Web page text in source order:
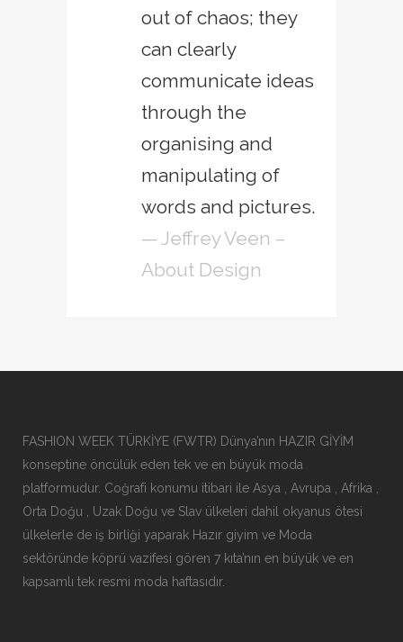
out of chaos; they
can clearly
communicate ideas
through the
organising and
manipulating of
words and pictures.
— Jeffrey Veen –
About Design
FASHION WEEK TÜRKİYE (FWTR) Dünya’nın HAZIR GİYİM
konseptine öncülük eden tek ve en büyük moda
platformudur. Coğrafi konumu itibari ile Asya , Avrupa , Afrika ,
Orta Doğu , Uzak Doğu ve Slav ülkeleri dahil okyanus ötesi
ülkelerle de iş birliği yaparak Hazır giyim ve Moda
sektöründe köprü vazifesi gören 7 kıta’nın en büyük ve en
kapsamlı tek resmi moda haftasıdır.